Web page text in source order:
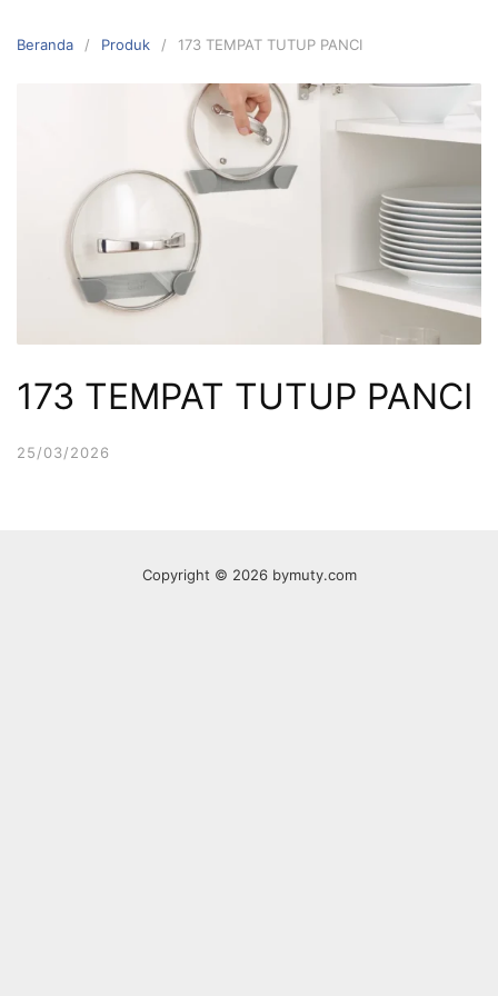
keBeranda Produk 173 TEMPAT TUTUP PANCI
173 TEMPAT TUTUP PANCI
25/03/2026
Copyright © 2026 bymuty.com